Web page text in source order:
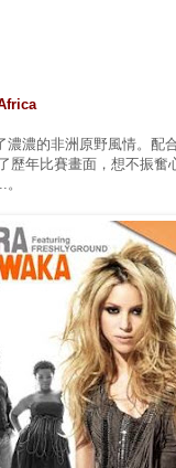
濃濃的非洲原野風情。
年比賽畫面，想不振奮